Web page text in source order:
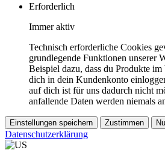
Erforderlich
Immer aktiv
Technisch erforderliche Cookies
grundlegende Funktionen unserer
Beispiel dazu, dass du Produkte
dich in dein Kundenkonto
auf dich ist für uns dadurch nicht
anfallende Daten werden niemals
Einstellungen speichern Zustimmen
Datenschutzerklärung